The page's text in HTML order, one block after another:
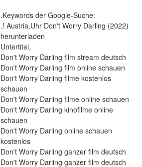
.Keywords der Google-Suche:
.! Austria,Uhr Don't Worry Darling (2022)
herunterladen
Untertitel,
Don't Worry Darling film stream deutsch
Don't Worry Darling film online schauen
Don't Worry Darling filme kostenlos
schauen
Don't Worry Darling filme online schauen
Don't Worry Darling kinofilme online
schauen
Don't Worry Darling online schauen
kostenlos
Don't Worry Darling ganzer film deutsch
Don't Worry Darling ganzer film deutsch